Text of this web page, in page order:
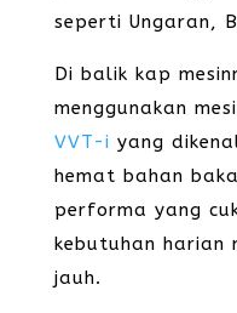
seperti Ungaran,
Di balik kap
menggunakan
VVT-i yang
hemat bahan
performa yang
kebutuhan harian
jauh.